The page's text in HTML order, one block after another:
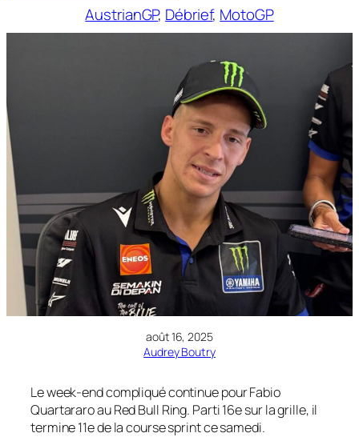
AustrianGP, Débrief, MotoGP
août 16, 2025
Audrey Boutry
Le week-end compliqué continue pour Fabio
Quartararo au Red Bull Ring. Parti 16e sur la grille, il
termine 11e de la course sprint ce samedi.